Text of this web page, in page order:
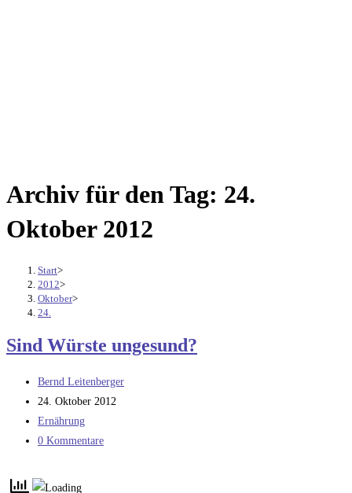
Archiv für den Tag: 24.
Oktober 2012
Start>
2012>
Oktober>
24.
Sind Würste ungesund?
Beitrags-
Autor:
Bernd Leitenberger
Beitrag
veröffentlicht:
24. Oktober 2012
Beitrags-
Kategorie:
Ernährung
Beitrags-
0 Kommentare